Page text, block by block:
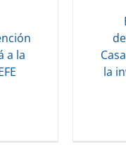
a la
la